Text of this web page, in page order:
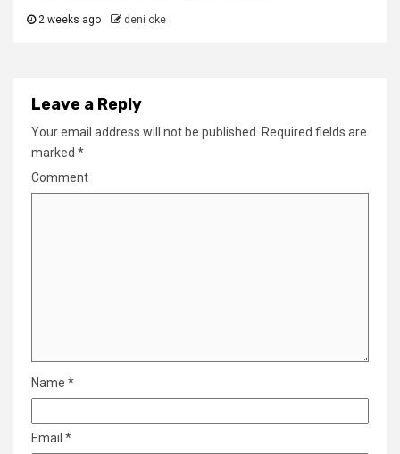
2 weeks ago deni oke
Leave a Reply
Your email address will not be published.
Required fields are
marked *
Comment
Name *
Email *